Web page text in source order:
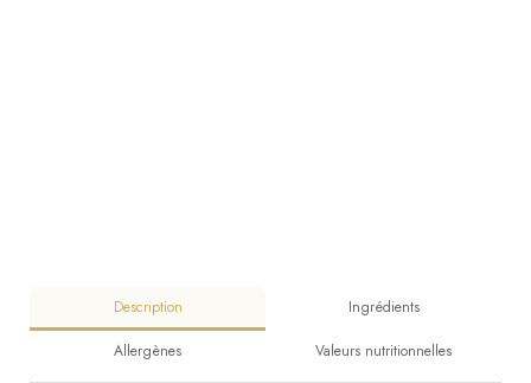
Description Ingrédients
Allergènes Valeurs nutritionnelles